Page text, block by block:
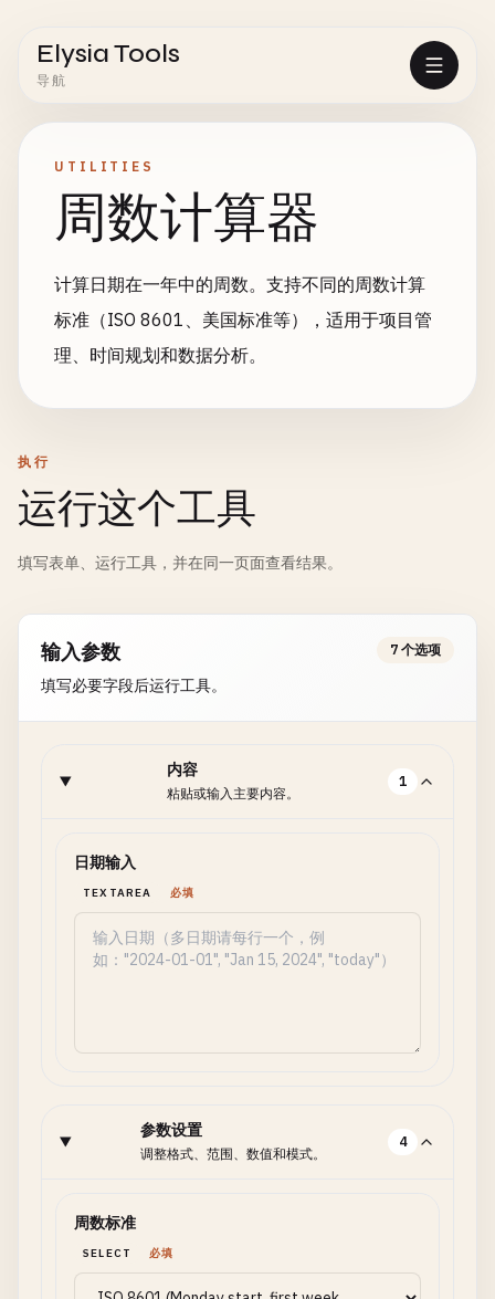
Elysia Tools
导航
UTILITIES
周数计算器
计算日期在一年中的周数。支持不同的周数计算
标准（ISO 8601、美国标准等），适用于项目管
理、时间规划和数据分析。
执行
运行这个工具
填写表单、运行工具，并在同一页面查看结果。
输入参数
填写必要字段后运行工具。
7 个选项
内容
粘贴或输入主要内容。
1
日期输入
TEXTAREA 必填
参数设置
调整格式、范围、数值和模式。
4
周数标准
SELECT 必填